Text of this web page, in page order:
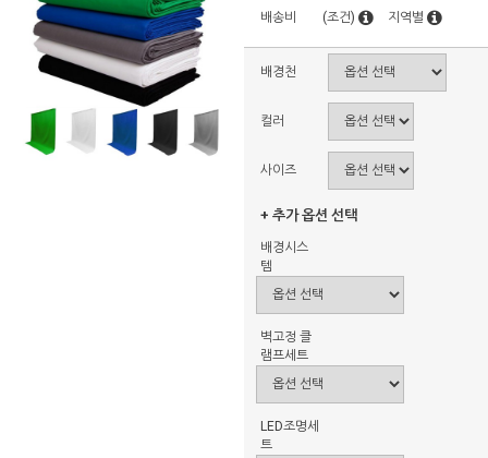
배송비
(조건) 지역별
배경천
컬러
사이즈
+ 추가 옵션 선택
배경시스
템
벽고정 클
램프세트
LED조명세
트